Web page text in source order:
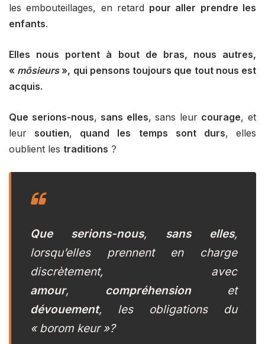
les embouteillages, en retard pour aller prendre les
enfants.
Elles nous portent à bout de bras, nous autres,
« môsieurs», qui pensons toujours que tout nous est
acquis.
Que serions-nous, sans elles, sans leur courage, et
leur soutien, quand les temps sont durs, elles
oublient les traditions ?
Que serions-nous, sans elles,
lorsqu’elles prennent en charge
discrètement, avec
amour, compréhensionet
dévouement, les obligations du
«borom keur »?